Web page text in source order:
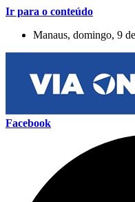
Ir para o conteúdo
Manaus, domingo, 9
Facebook